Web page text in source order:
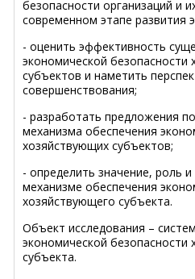
безопасности организаций и
современном этапе развития
- оценить эффективность
экономической безопасности
субъектов и наметить
совершенствования;
- разработать предложения
механизма обеспечения
хозяйствующих субъектов;
- определить значение, роль
механизме обеспечения
хозяйствующего субъекта.
Объект исследования –
экономической безопасности
субъекта.